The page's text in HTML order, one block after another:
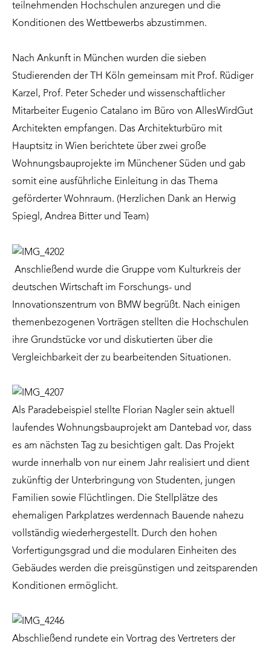
teilnehmenden Hochschulen anzuregen und die
Konditionen des Wettbewerbs abzustimmen.
Nach Ankunft in München wurden die sieben
Studierenden der TH Köln gemeinsam mit Prof. Rüdiger
Karzel, Prof. Peter Scheder und wissenschaftlicher
Mitarbeiter Eugenio Catalano im Büro von AllesWirdGut
Architekten empfangen. Das Architekturbüro mit
Hauptsitz in Wien berichtete über zwei große
Wohnungsbauprojekte im Münchener Süden und gab
somit eine ausführliche Einleitung in das Thema
geförderter Wohnraum. (Herzlichen Dank an Herwig
Spiegl, Andrea Bitter und Team)
Anschließend wurde die Gruppe vom Kulturkreis der
deutschen Wirtschaft im Forschungs- und
Innovationszentrum von BMW begrüßt. Nach einigen
themenbezogenen Vorträgen stellten die Hochschulen
ihre Grundstücke vor und diskutierten über die
Vergleichbarkeit der zu bearbeitenden Situationen.
Als Paradebeispiel stellte Florian Nagler sein aktuell
laufendes Wohnungsbauprojekt am Dantebad vor, dass
es am nächsten Tag zu besichtigen galt. Das Projekt
wurde innerhalb von nur einem Jahr realisiert und dient
zukünftig der Unterbringung von Studenten, jungen
Familien sowie Flüchtlingen. Die Stellplätze des
ehemaligen Parkplatzes werdennach Bauende nahezu
vollständig wiederhergestellt. Durch den hohen
Vorfertigungsgrad und die modularen Einheiten des
Gebäudes werden die preisgünstigen und zeitsparenden
Konditionen ermöglicht.
Abschließend rundete ein Vortrag des Vertreters der